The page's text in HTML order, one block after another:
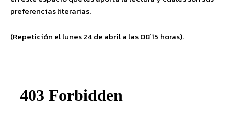
preferencias literarias.
(Repetición el lunes 24 de abril a las 08´15 horas).